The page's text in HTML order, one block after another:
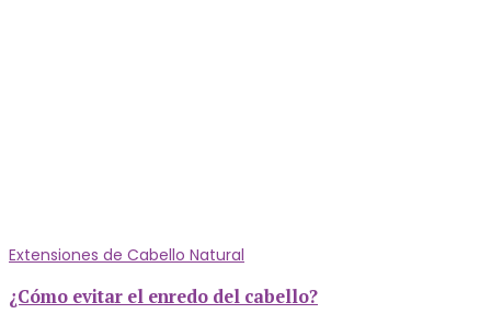
Extensiones de Cabello Natural
¿Cómo evitar el enredo del cabello?